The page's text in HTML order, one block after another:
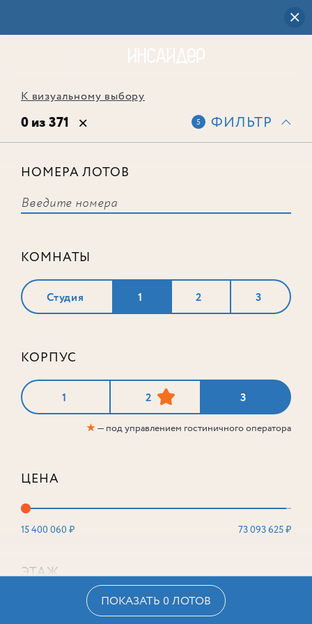
К визуальному выбору
0 из 371 5 ФИЛЬТР
НОМЕРА ЛОТОВ
КОМНАТЫ
Студия 1 2 3
КОРПУС
1 2 3
★— под управлением гостиничного оператора
ЦЕНА
15 400 060 ₽ 73 093 625 ₽
ЭТАЖ
ПОКАЗАТЬ 0 ЛОТОВ
соответствует ни одного лота